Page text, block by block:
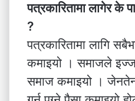
पत्रकारितामा लागेर के
?
पत्रकारितामा लागि
कमाइयो । समाजले
समाज कमाइयो । जेनतेन